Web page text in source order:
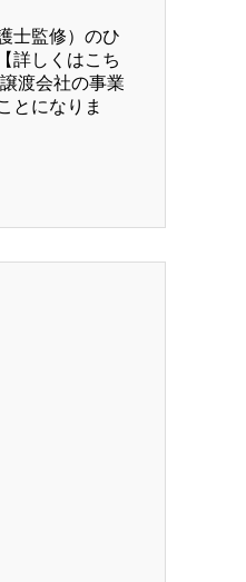
士監修）のひ
詳しくはこち
渡会社の事業
とになりま